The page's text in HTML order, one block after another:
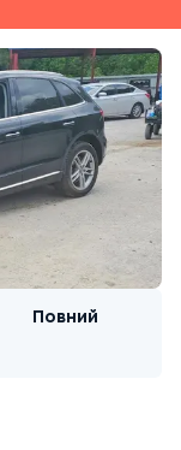
Повний